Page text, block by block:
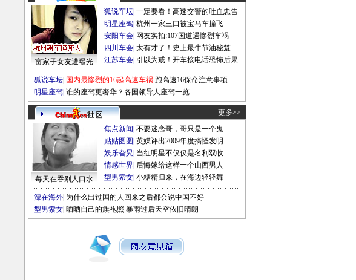
富家子女友遭曝光
狐说车坛 一定要看！高速交警的吐血忠告
明星座驾 杭州一家三口被宝马车撞飞
安阳车会 网友实拍:107国道遇惨烈车祸
四川车会 太有才了！史上最牛节油秘笈
江苏车会 引以为戒！开车接电话恐怖后果
狐说车坛 国内最惨烈的16起高速车祸 跑高速16保命注意事项
明星座驾 谁的座驾更奢华？各国领导人座驾一览
更多>>
每天在吞别人口水
焦点新闻 不要迷恋哥，哥只是一个鬼
贴贴图图 英媒评出2009年度搞怪发明
娱乐旮旯 当红明星不仅仅是名利双收
情感世界 后悔嫁给这样一个山西男人
型男索女 小糖精归来，在海边轻轻舞
漂在海外 为什么出过国的人回来之后都会说中国不好
型男索女 晒晒自己的旗袍照 暴雨过后天空依旧晴朗